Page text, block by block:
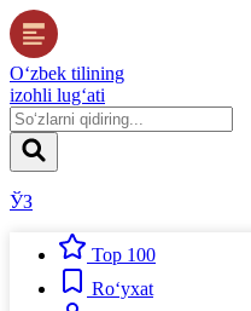
O‘zbek tilining
izohli lug‘ati
ЎЗ
Top 100
Ro‘yxat